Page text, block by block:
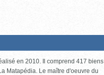
en 2010. Il comprend 417 biens
Matapédia. Le maître d'oeuvre du